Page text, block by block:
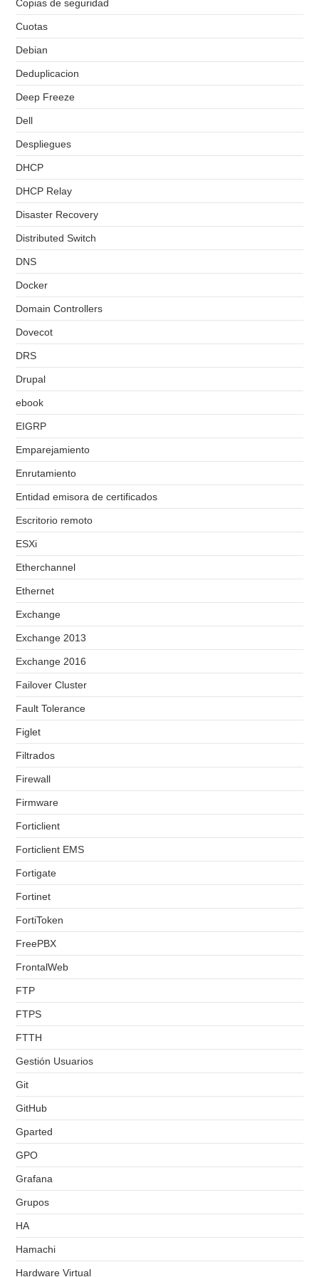
Copias de seguridad
Cuotas
Debian
Deduplicacion
Deep Freeze
Dell
Despliegues
DHCP
DHCP Relay
Disaster Recovery
Distributed Switch
DNS
Docker
Domain Controllers
Dovecot
DRS
Drupal
ebook
EIGRP
Emparejamiento
Enrutamiento
Entidad emisora de certificados
Escritorio remoto
ESXi
Etherchannel
Ethernet
Exchange
Exchange 2013
Exchange 2016
Failover Cluster
Fault Tolerance
Figlet
Filtrados
Firewall
Firmware
Forticlient
Forticlient EMS
Fortigate
Fortinet
FortiToken
FreePBX
FrontalWeb
FTP
FTPS
FTTH
Gestión Usuarios
Git
GitHub
Gparted
GPO
Grafana
Grupos
HA
Hamachi
Hardware Virtual